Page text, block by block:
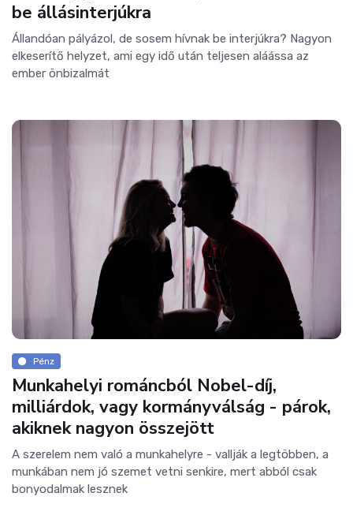
be állásinterjúkra
Állandóan pályázol, de sosem hívnak be interjúkra? Nagyon
elkeserítő helyzet, ami egy idő után teljesen aláássa az
ember önbizalmát
Pénz
Munkahelyi románcból Nobel-díj,
milliárdok, vagy kormányválság - párok,
akiknek nagyon összejött
A szerelem nem való a munkahelyre - vallják a legtöbben, a
munkában nem jó szemet vetni senkire, mert abból csak
bonyodalmak lesznek